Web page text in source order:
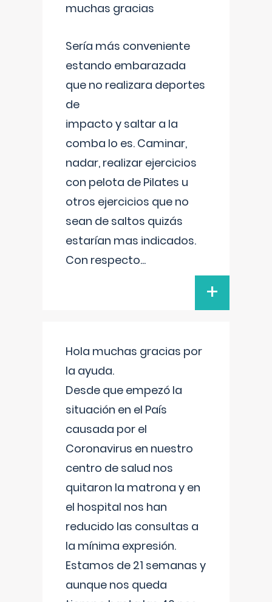
muchas gracias
Sería más conveniente
estando embarazada
que no realizara deportes
de
impacto y saltar a la
comba lo es. Caminar,
nadar, realizar ejercicios
con pelota de Pilates u
otros ejercicios que no
sean de saltos quizás
estarían mas indicados.
Con respecto...
+
Hola muchas gracias por
la ayuda.
Desde que empezó la
situación en el País
causada por el
Coronavirus en nuestro
centro de salud nos
quitaron la matrona y en
el hospital nos han
reducido las consultas a
la mínima expresión.
Estamos de 21 semanas y
aunque nos queda